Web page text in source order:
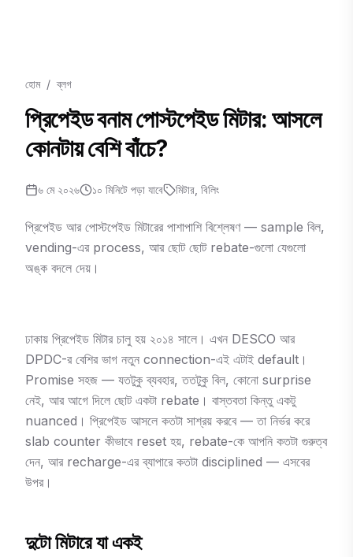
হোম / ব্লগ
প্রিপেইড বনাম পোস্টপেইড মিটার: আসলে
কোনটায় বেশি বাঁচে?
৬ মে ২০২৬ ১০ মিনিটে পড়া যাবে মিটার, বিলিং
প্রিপেইড আর পোস্টপেইড মিটারের পাশাপাশি বিশ্লেষণ — sample বিল,
vending-এর process, আর ছোট ছোট rebate-গুলো যেগুলো
অঙ্ক বদলে দেয়।
ঢাকায় প্রিপেইড মিটার চালু হয় ২০১৪ সালে। এখন DESCO আর
DPDC-র বেশির ভাগ নতুন connection-এই এটাই default।
Promise সহজ — যতটুকু ব্যবহার, ততটুকু বিল, কোনো surprise
নেই, আর আগে দিলে ছোট একটা rebate। বাস্তবতা কিন্তু একটু
nuanced। প্রিপেইড আসলে কতটা সাশ্রয় করবে — তা নির্ভর করে
slab counter কীভাবে reset হয়, rebate-কে আপনি কতটা গুরুত্ব
দেন, আর recharge-এর ব্যাপারে কতটা disciplined — এসবের
উপর।
দুটো মিটারে যা একই